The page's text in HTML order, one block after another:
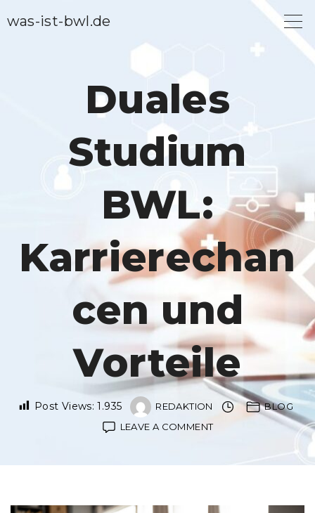
was-ist-bwl.de
Duales
Studium
BWL:
Karrierechan
cen und
Vorteile
Post Views: 1.935 REDAKTION
BLOG
LEAVE A COMMENTON
BWL:
VORTEILE